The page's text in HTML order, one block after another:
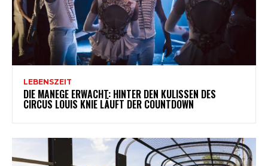
LEBENSZEIT
DIE MANEGE ERWACHT: HINTER DEN KULISSEN DES
CIRCUS LOUIS KNIE LÄUFT DER COUNTDOWN